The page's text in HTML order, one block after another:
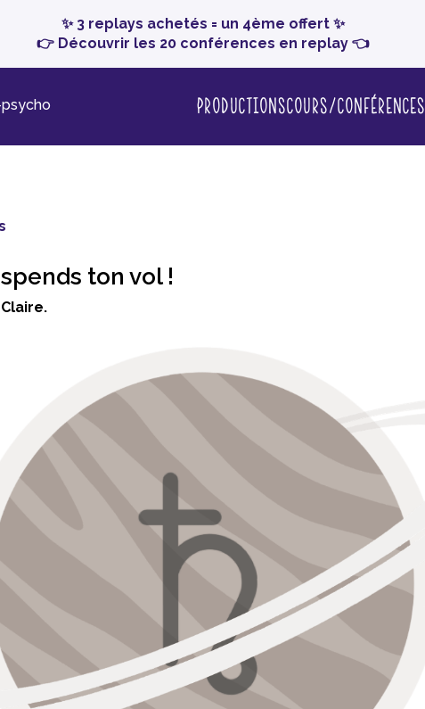
✨ 3 replays achetés = un 4ème offert ✨
👉 Découvrir les 20 conférences en replay 👈
ProductionsCours/conférences
ton vol !
Claire.